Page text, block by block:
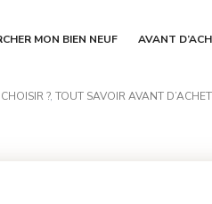
MON BIEN NEUF AVANT
?, TOUT SAVOIR AVANT